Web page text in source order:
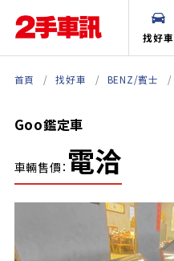
找好車
首頁 找好車 BENZ/賓士
Goo鑑定車
車輛售價： 電洽